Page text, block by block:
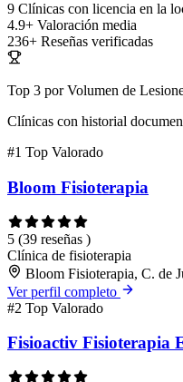
9 Clínicas con licencia en la
4.9+ Valoración media
236+ Reseñas verificadas
Top 3 por Volumen de
Clínicas con historial
#1 Top Valorado
Bloom Fisioterapia
5 (39 reseñas )
Clínica de fisioterapia
Bloom Fisioterapia, C. de
Ver perfil completo
#2 Top Valorado
Fisioactiv Fisioterapia